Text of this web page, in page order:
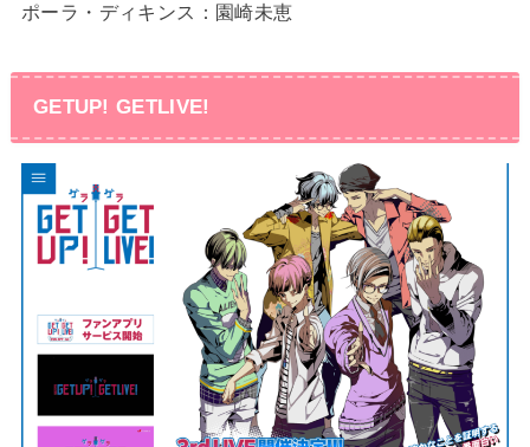
ポーラ・ディキンス：園崎未恵
GETUP! GETLIVE!